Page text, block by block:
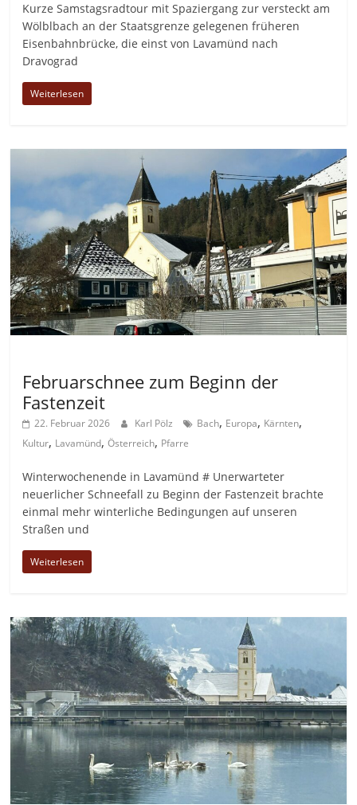
Kurze Samstagsradtour mit Spaziergang zur versteckt am
Wölblbach an der Staatsgrenze gelegenen früheren
Eisenbahnbrücke, die einst von Lavamünd nach
Dravograd
Weiterlesen
Februarschnee zum Beginn der
Fastenzeit
22. Februar 2026 Karl Pölz Bach, Europa, Kärnten,
Kultur, Lavamünd,Österreich, Pfarre
Winterwochenende in Lavamünd # Unerwarteter
neuerlicher Schneefall zu Beginn der Fastenzeit brachte
einmal mehr winterliche Bedingungen auf unseren
Straßen und
Weiterlesen